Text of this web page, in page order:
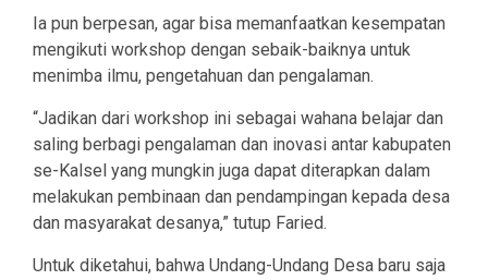
Ia pun berpesan, agar bisa memanfaatkan kesempatan
mengikuti workshop dengan sebaik-baiknya untuk
menimba ilmu, pengetahuan dan pengalaman.
“Jadikan dari workshop ini sebagai wahana belajar dan
saling berbagi pengalaman dan inovasi antar kabupaten
se-Kalsel yang mungkin juga dapat diterapkan dalam
melakukan pembinaan dan pendampingan kepada desa
dan masyarakat desanya,” tutup Faried.
Untuk diketahui, bahwa Undang-Undang Desa baru saja